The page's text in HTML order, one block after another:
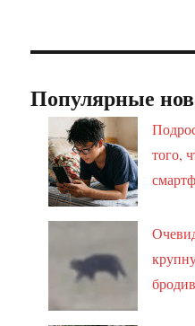
Популярные
того,